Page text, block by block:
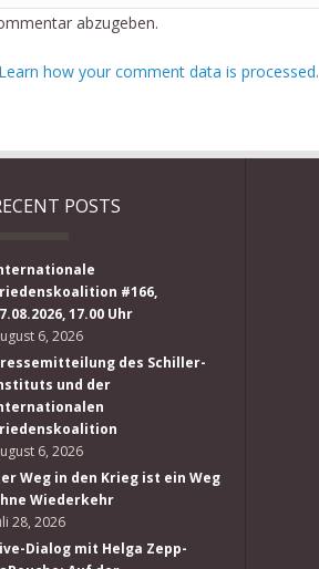
abzugeben.
Learn how your comment data is processed.
POSTS
#166,
17.00 Uhr
6, 2026
des Schiller-
und der
6, 2026
Weg in den Krieg ist ein Weg
Wiederkehr
28, 2026
Dialog mit Helga Zepp-